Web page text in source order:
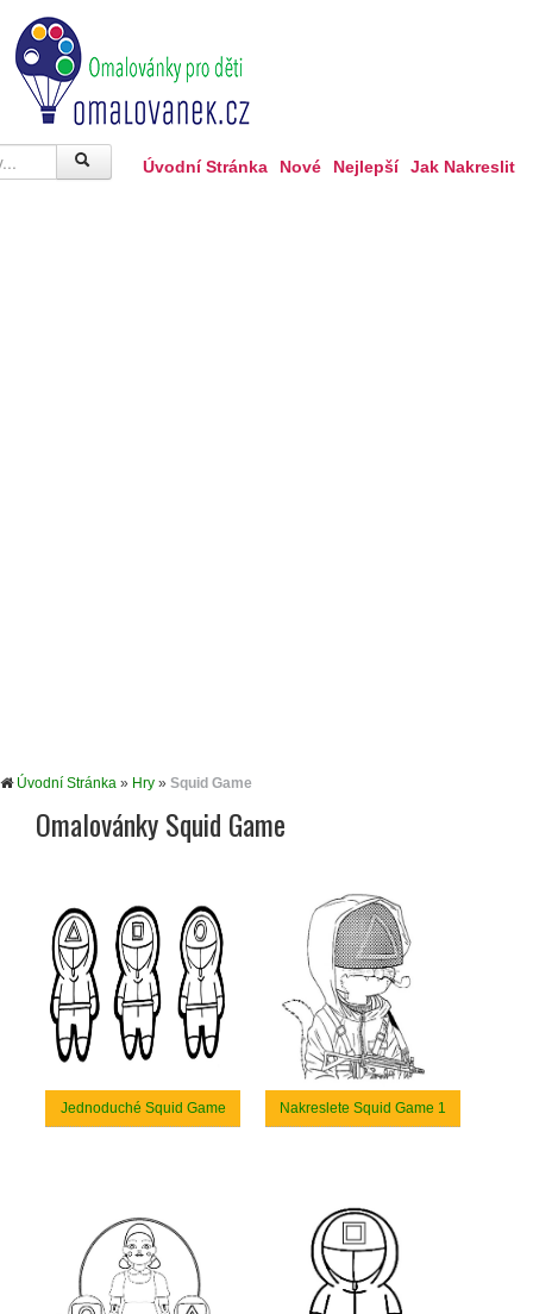
Úvodní Stránka Nové Nejlepší Jak Nakreslit
Úvodní Stránka » Hry » Squid Game
Omalovánky Squid Game
Jednoduché Squid Game Nakreslete Squid Game 1